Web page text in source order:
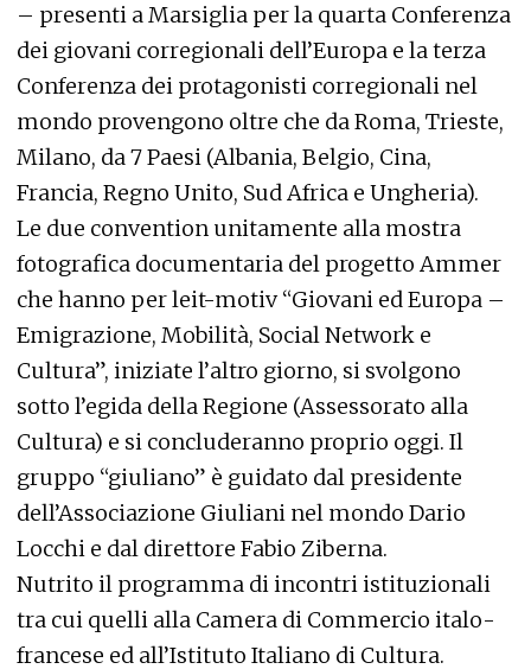
– presenti a Marsiglia per la quarta Conferenza
dei giovani corregionali dell’Europa e la terza
Conferenza dei protagonisti corregionali nel
mondo provengono oltre che da Roma, Trieste,
Milano, da 7 Paesi (Albania, Belgio, Cina,
Francia, Regno Unito, Sud Africa e Ungheria).
Le due convention unitamente alla mostra
fotografica documentaria del progetto Ammer
che hanno per leit-motiv “Giovani ed Europa –
Emigrazione, Mobilità, Social Network e
Cultura”, iniziate l’altro giorno, si svolgono
sotto l’egida della Regione (Assessorato alla
Cultura) e si concluderanno proprio oggi. Il
gruppo “giuliano” è guidato dal presidente
dell’Associazione Giuliani nel mondo Dario
Locchi e dal direttore Fabio Ziberna.
Nutrito il programma di incontri istituzionali
tra cui quelli alla Camera di Commercio italo-
francese ed all’Istituto Italiano di Cultura.